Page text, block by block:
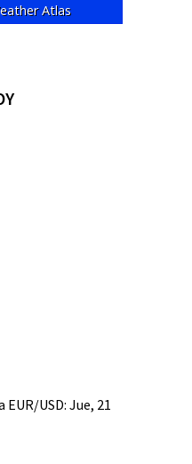
Atlas
EUR/USD: Jue, 21